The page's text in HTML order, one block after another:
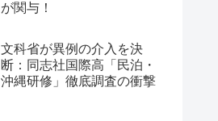
が関与！
文科省が異例の介入を決
断：同志社国際高「民泊・
沖縄研修」徹底調査の衝撃